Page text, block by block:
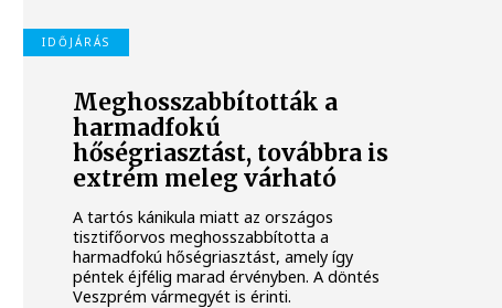
IDŐJÁRÁS
Meghosszabbították a
harmadfokú
hőségriasztást, továbbra is
extrém meleg várható
A tartós kánikula miatt az országos
tisztifőorvos meghosszabbította a
harmadfokú hőségriasztást, amely így
péntek éjfélig marad érvényben. A döntés
Veszprém vármegyét is érinti.